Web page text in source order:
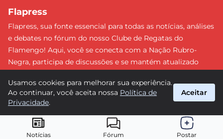
Notícias Fórum Postar
Flapress
Flapress, sua fonte essencial para todas as notícias, análises
e debates no fórum do nosso Clube de Regatas do
Flamengo! Aqui, você se conecta com a Nação Rubro-
Negra, participa de discussões e se mantém atualizado
lance e esteja sempre à frente, junto da torcida mais
apaixonada do Brasil! #Flamengo #Flapress
© 2026 Flapress. Todos os direitos reservados.
Usamos cookies para melhorar sua experiência.
Ao continuar, você aceita nossa Política de
Privacidade.
Aceitar